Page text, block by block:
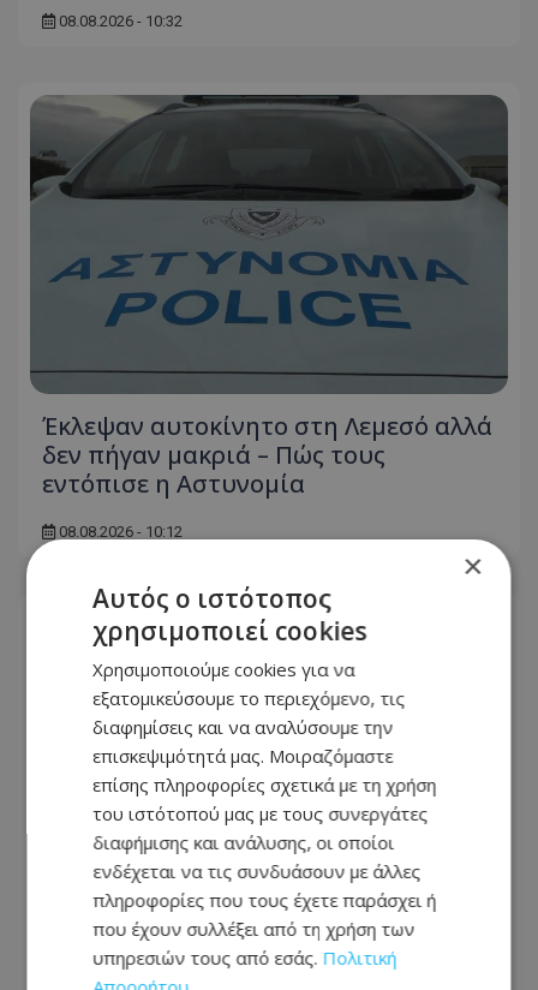
08.08.2026 - 10:32
Έκλεψαν αυτοκίνητο στη Λεμεσό αλλά
δεν πήγαν μακριά – Πώς τους
εντόπισε η Αστυνομία
08.08.2026 - 10:12
Βραδινός έλεγχος στην Αγία Νάπα
έκρυβε «λαβράκι»: Χειροπέδες σε δύο
×
Αυτός ο ιστότοπος
χρησιμοποιεί cookies
Χρησιμοποιούμε cookies για να
εξατομικεύσουμε το περιεχόμενο, τις
διαφημίσεις και να αναλύσουμε την
επισκεψιμότητά μας. Μοιραζόμαστε
επίσης πληροφορίες σχετικά με τη χρήση
του ιστότοπού μας με τους συνεργάτες
διαφήμισης και ανάλυσης, οι οποίοι
ενδέχεται να τις συνδυάσουν με άλλες
πληροφορίες που τους έχετε παράσχει ή
που έχουν συλλέξει από τη χρήση των
υπηρεσιών τους από εσάς. Πολιτική